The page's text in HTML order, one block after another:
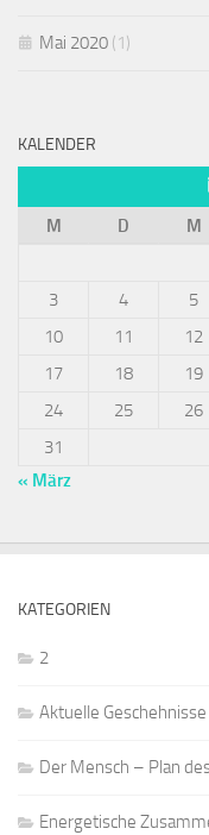
Mai 2020 (1)
KALENDER
M
D M
3
4 5
10
11 12
17
18 19
24
25 26
31
« März
KATEGORIEN
2
Aktuelle
Der Mensch – Plan
Energetische